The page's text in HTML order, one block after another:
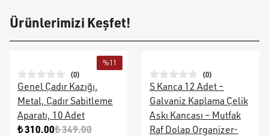
Ürünlerimizi Keşfet!
%11
(0)
Genel Çadır Kazığı,
Metal, Çadır Sabitleme
Aparatı, 10 Adet
₺ 310.00₺ 349.00
(0)
S Kanca 12 Adet –
Galvaniz Kaplama Çelik
Askı Kancası – Mutfak
Raf Dolap Organizer-